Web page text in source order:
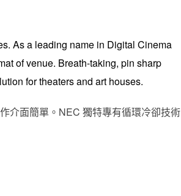
As a leading name in Digital Cinema
of venue. Breath-taking, pin sharp
for theaters and art houses.
介面簡單。NEC 獨特專有循環冷卻技術